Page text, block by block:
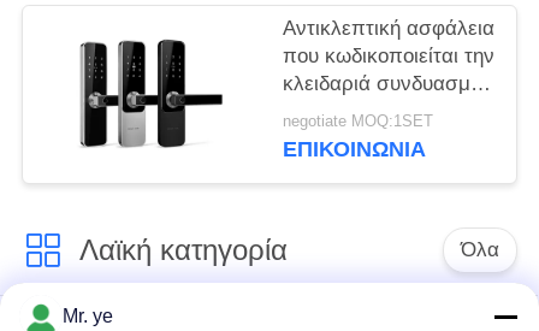
Αντικλεπτική ασφάλεια
που κωδικοποιείται την
κλειδαριά συνδυασμού
έξυπνο Stardand
ηλεκτρικός Mortise
negotiate MOQ:1SET
ΕΠΙΚΟΙΝΩΝΊΑ
Λαϊκή κατηγορία Όλα
Mr. ye